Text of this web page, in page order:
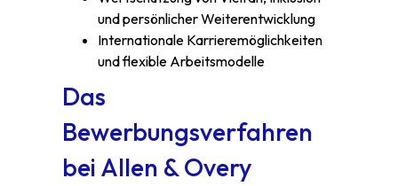
und persönlicher Weiterentwicklung
Internationale Karrieremöglichkeiten
und flexible Arbeitsmodelle
Das
Bewerbungsverfahren
bei Allen & Overy